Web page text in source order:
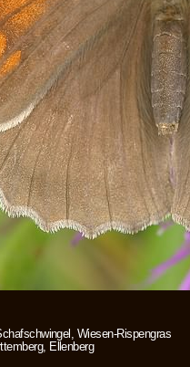
Wiesen-Rispengras
Ellenberg